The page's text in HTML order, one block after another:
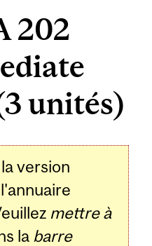
202
unités)
version
mettre à
la barre